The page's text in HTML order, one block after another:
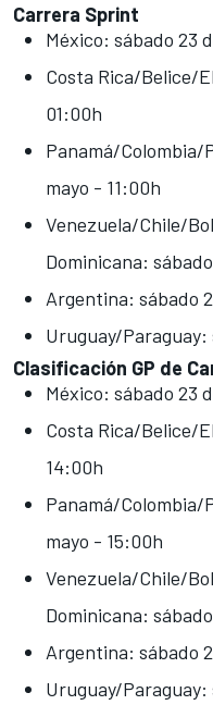
Carrera Sprint
México: sábado 23
Costa Rica/Belice/
01:00h
Panamá/Colombia/
mayo - 11:00h
Venezuela/Chile/
Dominicana:
Argentina: sábado
Uruguay/Paraguay:
Clasificación GP de
México: sábado 23
Costa Rica/Belice/
14:00h
Panamá/Colombia/
mayo - 15:00h
Venezuela/Chile/
Dominicana:
Argentina: sábado
Uruguay/Paraguay: